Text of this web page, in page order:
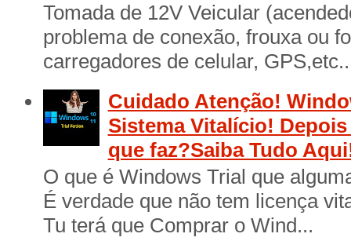
Tomada de 12V Veicular
problema de conexão, frouxa ou
carregadores de celular,
Cuidado Atenção!
Sistema Vitalício! Depois
que faz?Saiba Tudo
O que é Windows Trial que
É verdade que não tem licença
Tu terá que Comprar o Wind...